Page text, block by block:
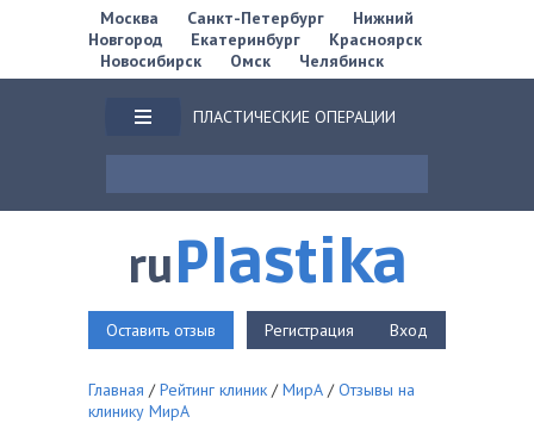
Москва Санкт-Петербург
Нижний
Новгород
Екатеринбург
Красноярск
Новосибирск
Омск Челябинск
ПЛАСТИЧЕСКИЕ ОПЕРАЦИИ
ruPlastika
Оставить отзыв Регистрация Вход
Главная / Рейтинг клиник / МирА / Отзывы на
клинику МирА